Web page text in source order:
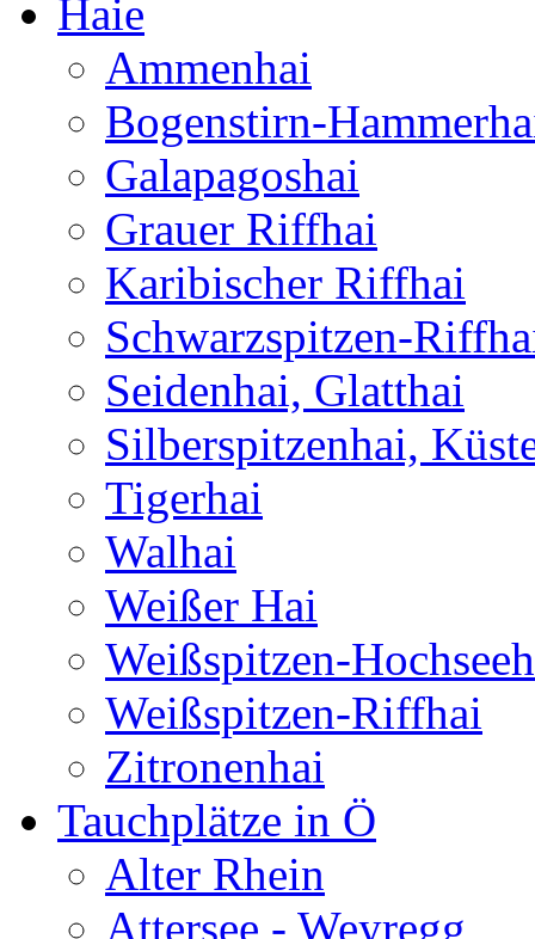
Haie
Ammenhai
Bogenstirn-
Galapagoshai
Grauer Riffhai
Karibischer Riffhai
Schwarzspitzen-
Seidenhai, Glatthai
Silberspitzenhai,
Tigerhai
Walhai
Weißer Hai
Weißspitzen-
Weißspitzen-Riffhai
Zitronenhai
Tauchplätze in Ö
Alter Rhein
Attersee - Weyregg